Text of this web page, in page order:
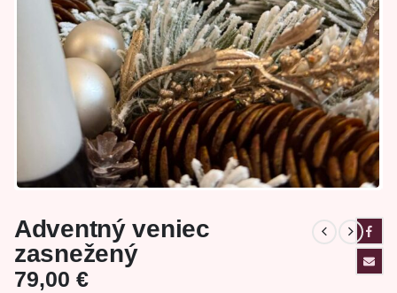
Adventný veniec
zasnežený
79,00 €